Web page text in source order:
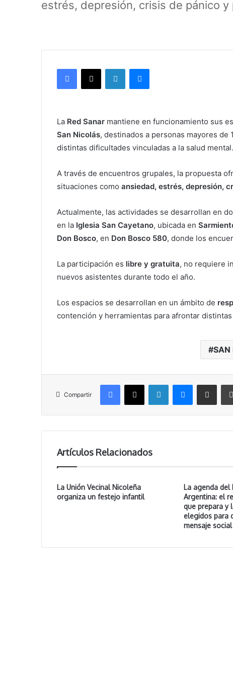
estrés, depresión, crisis de pánico
X LinkedIn
La Red Sanar mantiene en funcionamiento sus
San Nicolás, destinados a personas mayores
distintas dificultades vinculadas a la salud mental.
A través de encuentros grupales, la propuesta
situaciones comoansiedad, estrés, depresión,
Actualmente, las actividades se desarrollan en
en la Iglesia San Cayetano, ubicada en
Don Bosco, en Don Bosco 580, donde los
La participación es libre y gratuita, no requiere
nuevos asistentes durante todo el año.
Los espacios se desarrollan en un ámbito de
contención y herramientas para afrontar
SAN
Compartir
X LinkedIn Compartir vía correo electrónico
Artículos Relacionados
La Unión Vecinal Nicoleña
organiza un festejo infantil
La agenda del
Argentina: el
que prepara y
elegidos para
mensaje social